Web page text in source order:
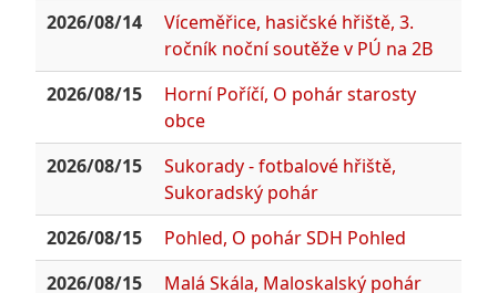
2026/08/14
Víceměřice, hasičské hřiště, 3.
ročník noční soutěže v PÚ na 2B
2026/08/15
Horní Poříčí, O pohár starosty
obce
2026/08/15
Sukorady - fotbalové hřiště,
Sukoradský pohár
2026/08/15
Pohled, O pohár SDH Pohled
2026/08/15
Malá Skála, Maloskalský pohár